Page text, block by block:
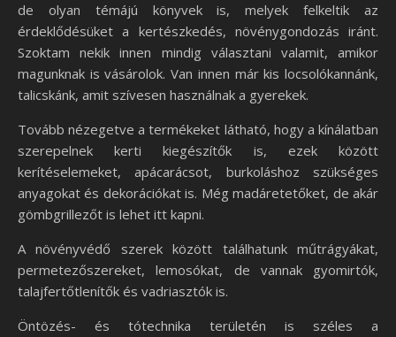
de olyan témájú könyvek is, melyek felkeltik az
érdeklődésüket a kertészkedés, növénygondozás iránt.
Szoktam nekik innen mindig választani valamit, amikor
magunknak is vásárolok. Van innen már kis locsolókannánk,
talicskánk, amit szívesen használnak a gyerekek.
Tovább nézegetve a termékeket látható, hogy a kínálatban
szerepelnek kerti kiegészítők is, ezek között
kerítéselemeket, apácarácsot, burkoláshoz szükséges
anyagokat és dekorációkat is. Még madáretetőket, de akár
gömbgrillezőt is lehet itt kapni.
A növényvédő szerek között találhatunk műtrágyákat,
permetezőszereket, lemosókat, de vannak gyomirtók,
talajfertőtlenítők és vadriasztók is.
Öntözés- és tótechnika területén is széles a